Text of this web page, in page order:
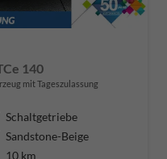
140
mit Tageszulassung
Schaltgetriebe
Sandstone-Beige
10 km